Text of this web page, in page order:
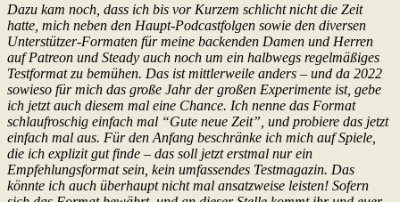
Dazu kam noch, dass ich bis vor Kurzem schlicht nicht die Zeit
hatte, mich neben den Haupt-Podcastfolgen sowie den diversen
Unterstützer-Formaten für meine backenden Damen und Herren
auf Patreon und Steady auch noch um ein halbwegs regelmäßiges
Testformat zu bemühen. Das ist mittlerweile anders – und da 2022
sowieso für mich das große Jahr der großen Experimente ist, gebe
ich jetzt auch diesem mal eine Chance. Ich nenne das Format
schlaufroschig einfach mal “Gute neue Zeit”, und probiere das jetzt
einfach mal aus. Für den Anfang beschränke ich mich auf Spiele,
die ich explizit gut finde – das soll jetzt erstmal nur ein
Empfehlungsformat sein, kein umfassendes Testmagazin. Das
könnte ich auch überhaupt nicht mal ansatzweise leisten! Sofern